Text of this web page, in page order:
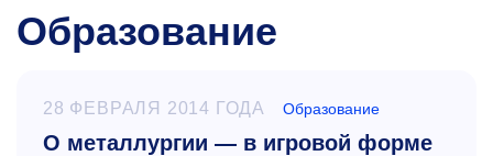
Образование
28 ФЕВРАЛЯ 2014 ГОДА Образование
О металлургии — в игровой форме